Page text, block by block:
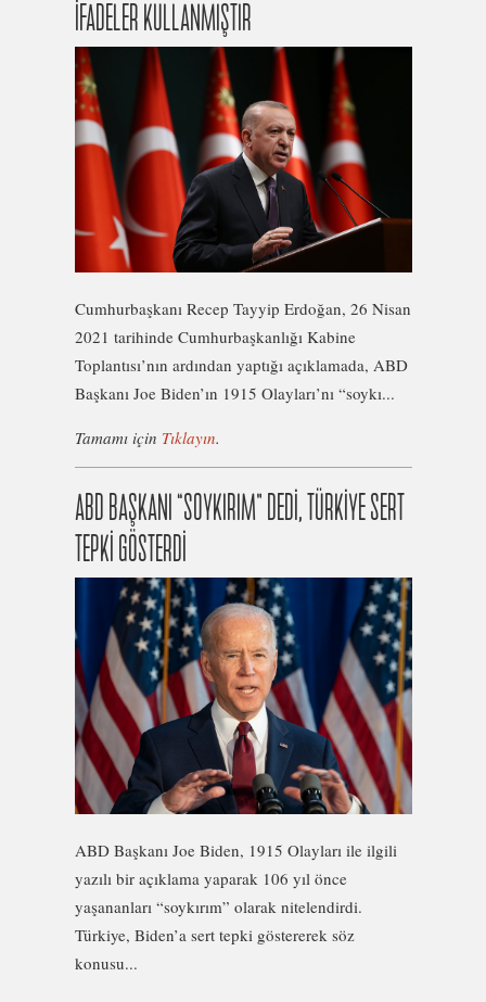
İFADELER KULLANMIŞTIR
Cumhurbaşkanı Recep Tayyip Erdoğan, 26 Nisan
2021 tarihinde Cumhurbaşkanlığı Kabine
Toplantısı’nın ardından yaptığı açıklamada, ABD
Başkanı Joe Biden’ın 1915 Olayları’nı “soykı...
Tamamı için Tıklayın.
ABD BAŞKANI “SOYKIRIM” DEDİ, TÜRKİYE SERT
TEPKİ GÖSTERDİ
ABD Başkanı Joe Biden, 1915 Olayları ile ilgili
yazılı bir açıklama yaparak 106 yıl önce
yaşananları “soykırım” olarak nitelendirdi.
Türkiye, Biden’a sert tepki göstererek söz
konusu...